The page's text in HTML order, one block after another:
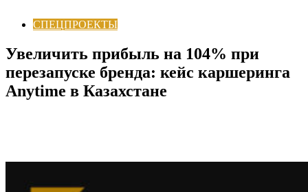
СПЕЦПРОЕКТЫ
Увеличить прибыль на 104% при
перезапуске бренда: кейс каршеринга
Anytime в Казахстане